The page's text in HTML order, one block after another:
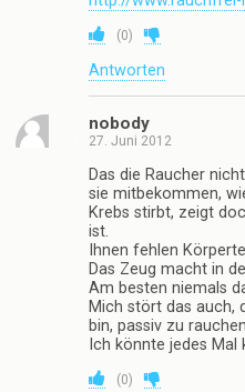
La Boheme
Gute Idee!
Nur leider fruchtet
Ich habe die
in dieser Hinsicht
außerdem nie eine
Begründung dafür
rauchen.
Es stimmt schon,
aber selber den
das ist wohl cool.
niemand begreifen,
„Problem“-Raucher
werden müssen.